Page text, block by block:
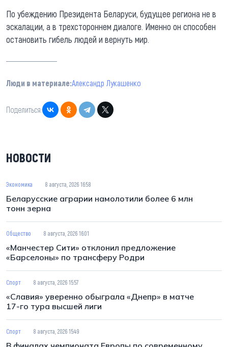
По убеждению Президента Беларуси, будущее региона не в
эскалации, а в трехстороннем диалоге. Именно он способен
остановить гибель людей и вернуть мир.
Люди в материале:Александр Лукашенко
Поделиться:
НОВОСТИ
Экономика 8 августа, 2026 16:58
Беларусские аграрии намолотили более 6 млн
тонн зерна
Общество 8 августа, 2026 16:01
«Манчестер Сити» отклонил предложение
«Барселоны» по трансферу Родри
Спорт 8 августа, 2026 15:57
«Славия» уверенно обыграла «Днепр» в матче
17-го тура высшей лиги
Спорт 8 августа, 2026 15:49